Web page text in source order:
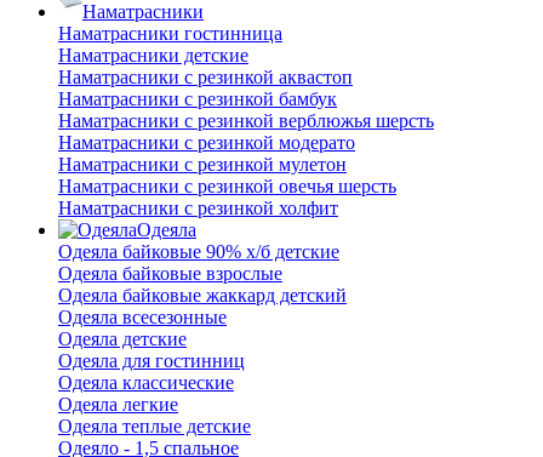
Наматрасники
Наматрасники гостинница
Наматрасники детские
Наматрасники с резинкой аквастоп
Наматрасники с резинкой бамбук
Наматрасники с резинкой верблюжья шерсть
Наматрасники с резинкой модерато
Наматрасники с резинкой мулетон
Наматрасники с резинкой овечья шерсть
Наматрасники с резинкой холфит
Одеяла
Одеяла байковые 90% х/б детские
Одеяла байковые взрослые
Одеяла байковые жаккард детский
Одеяла всесезонные
Одеяла детские
Одеяла для гостинниц
Одеяла классические
Одеяла легкие
Одеяла теплые детские
Одеяло - 1,5 спальное